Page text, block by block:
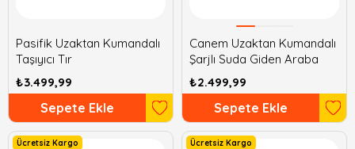
Pasifik Uzaktan Kumandalı
Taşıyıcı Tır
₺3.499,99
Sepete Ekle
Canem Uzaktan Kumandalı
Şarjlı Suda Giden Araba
₺2.499,99
Sepete Ekle
Ücretsiz Kargo Ücretsiz Kargo